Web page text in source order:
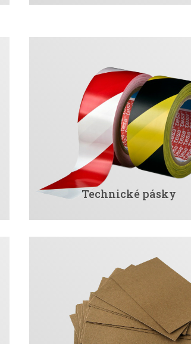
Technické pásky